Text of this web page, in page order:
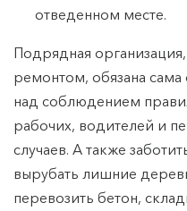
отведенном месте.
Подрядная
ремонтом, обязана сама
над соблюдением
рабочих, водителей и
случаев. А также
вырубать лишние
перевозить бетон,